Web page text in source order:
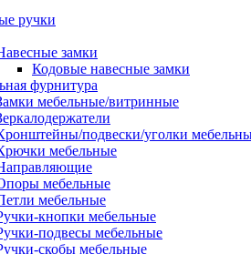
ручки
замки
Кодовые навесные замки
фурнитура
мебельные/витринные
подвески/уголки
мебельные
мебельные
мебельные
кнопки мебельные
подвесы мебельные
скобы мебельные